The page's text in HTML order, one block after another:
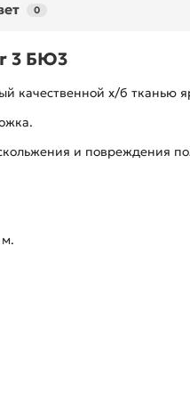
0
3 БЮ3
качественной х/б тканью
и повреждения